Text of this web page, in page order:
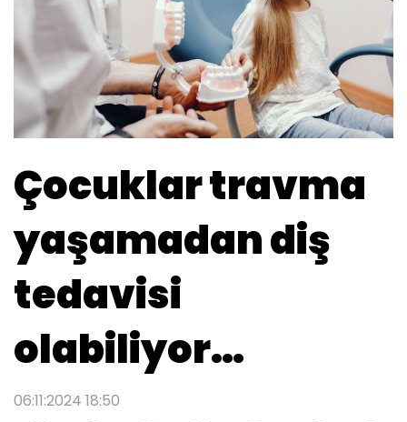
Çocuklar travma
yaşamadan diş
tedavisi
olabiliyor…
06:11:2024 18:50